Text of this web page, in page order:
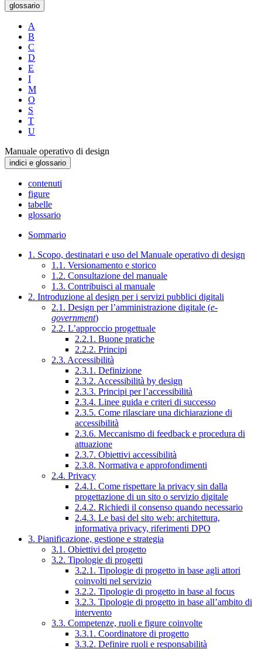
glossario
A
B
C
D
E
I
M
O
S
T
U
Manuale operativo di design
indici e glossario
contenuti
figure
tabelle
glossario
Sommario
1. Scopo, destinatari e uso del Manuale operativo di design
1.1. Versionamento e storico
1.2. Consultazione del manuale
1.3. Contribuisci al manuale
2. Introduzione al design per i servizi pubblici digitali
2.1. Design per l’amministrazione digitale (e-
government)
2.2. L’approccio progettuale
2.2.1. Buone pratiche
2.2.2. Principi
2.3. Accessibilità
2.3.1. Definizione
2.3.2. Accessibilità by design
2.3.3. Principi per l’accessibilità
2.3.4. Linee guida e criteri di successo
2.3.5. Come rilasciare una dichiarazione di
accessibilità
2.3.6. Meccanismo di feedback e procedura di
attuazione
2.3.7. Obiettivi accessibilità
2.3.8. Normativa e approfondimenti
2.4. Privacy
2.4.1. Come rispettare la privacy sin dalla
progettazione di un sito o servizio digitale
2.4.2. Richiedi il consenso quando necessario
2.4.3. Le basi del sito web: architettura,
informativa privacy, riferimenti DPO
3. Pianificazione, gestione e strategia
3.1. Obiettivi del progetto
3.2. Tipologie di progetti
3.2.1. Tipologie di progetto in base agli attori
coinvolti nel servizio
3.2.2. Tipologie di progetto in base al focus
3.2.3. Tipologie di progetto in base all’ambito di
intervento
3.3. Competenze, ruoli e figure coinvolte
3.3.1. Coordinatore di progetto
3.3.2. Definire ruoli e responsabilità